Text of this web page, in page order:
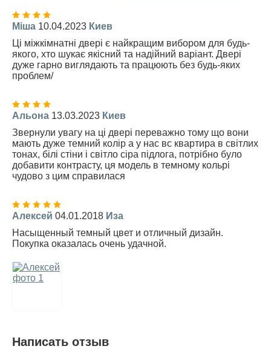
Міша 10.04.2023 Киев
Ці міжкімнатні двері є найкращим вибором для будь-
якого, хто шукає якісний та надійний варіант. Двері
дуже гарно виглядають та працюють без будь-яких
проблем/
Альона 13.03.2023 Киев
Звернули увагу на ці двері переважно тому що вони
мають дуже темний колір а у нас вс квартира в світлих
тонах, білі стіни і світло сіра підлога, потрібно було
добавити контрасту, ця модель в темному кольрі
чудово з цим справилася
Алексей 04.01.2018 Иза
Насыщенный темный цвет и отличный дизайн.
Покупка оказалась очень удачной.
Написать отзыв